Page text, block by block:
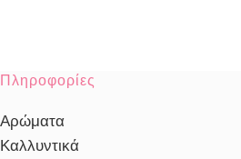
Πληροφορίες
Αρώματα
Καλλυντικά